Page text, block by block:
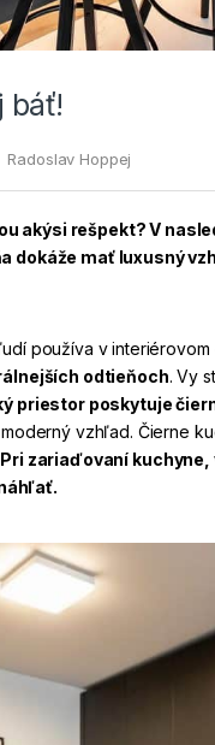
báť!
Radoslav Hoppej
akýsi rešpekt? V
dokáže mať luxusný
používa v
odtieňoch. Vy
priestor poskytuje
vzhľad. Čierne
Pri zariaďovaní